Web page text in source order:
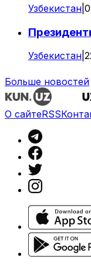
Узбекистан
Узбекистан
Больше новостей
О сайтеRSS